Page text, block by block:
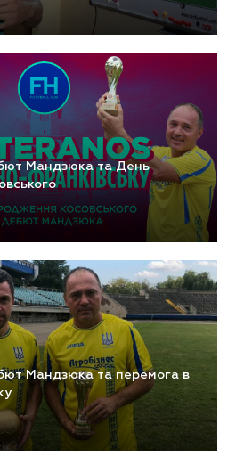
Мандзюка та День
Мандзюка та перемога в